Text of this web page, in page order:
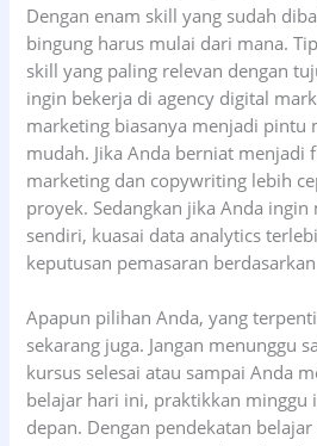
Dengan enam skill yang sudah
bingung harus mulai dari mana.
skill yang paling relevan dengan
ingin bekerja di agency digital
marketing biasanya menjadi pintu
mudah. Jika Anda berniat menjadi
marketing dan copywriting lebih
proyek. Sedangkan jika Anda
sendiri, kuasai data analytics
keputusan pemasaran
Apapun pilihan Anda, yang
sekarang juga. Jangan menunggu
kursus selesai atau sampai Anda
belajar hari ini, praktikkan minggu
depan. Dengan pendekatan